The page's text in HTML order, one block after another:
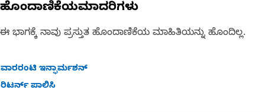
ಹೊಂದಾಣಿಕೆಯಮಾದರಿಗಳು
ಈ ಭಾಗಕ್ಕೆ ನಾವು ಪ್ರಸ್ತುತ ಹೊಂದಾಣಿಕೆಯ ಮಾಹಿತಿಯನ್ನು ಹೊಂದಿಲ್ಲ.
ವಾರರಂಟಿ ಇನ್ಫಾರ್ಮಶನ್
ರಿಟರ್ನ್ ಪಾಲಿಸಿ